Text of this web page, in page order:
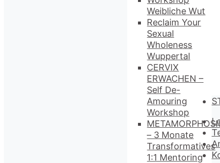
Weibliche Wut
Reclaim Your
Sexual
Wholeness
Wuppertal
CERVIX
ERWACHEN –
Self De-
Amouring
Workshop
– 3 Monate
Transformatives
1:1 Mentoring